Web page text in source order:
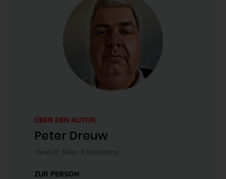
ÜBER DEN AUTOR
Peter Dreuw
Head of Sales & Marketing
ZUR PERSON